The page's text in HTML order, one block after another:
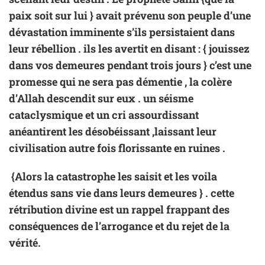
paix soit sur lui } avait prévenu son peuple d’une
dévastation imminente s’ils persistaient dans
leur rébellion . ils les avertit en disant : { jouissez
dans vos demeures pendant trois jours } c’est une
promesse qui ne sera pas démentie , la colère
d’Allah descendit sur eux . un séisme
cataclysmique et un cri assourdissant
anéantirent les désobéissant ,laissant leur
civilisation autre fois florissante en ruines .
{Alors la catastrophe les saisit et les voila
étendus sans vie dans leurs demeures } . cette
rétribution divine est un rappel frappant des
conséquences de l’arrogance et du rejet de la
vérité.